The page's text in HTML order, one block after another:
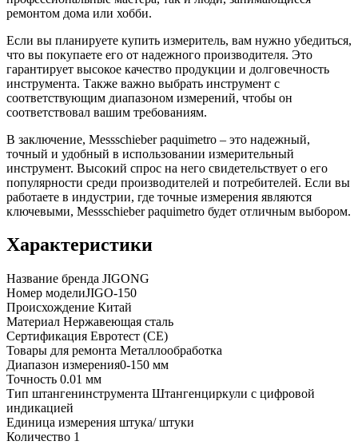
ремонтом дома или хобби.
Если вы планируете купить измеритель, вам нужно убедиться,
что вы покупаете его от надежного производителя. Это
гарантирует высокое качество продукции и долговечность
инструмента. Также важно выбрать инструмент с
соответствующим диапазоном измерений, чтобы он
соответствовал вашим требованиям.
В заключение, Messschieber paquimetro – это надежный,
точный и удобный в использовании измерительный
инструмент. Высокий спрос на него свидетельствует о его
популярности среди производителей и потребителей. Если вы
работаете в индустрии, где точные измерения являются
ключевыми, Messschieber paquimetro будет отличным выбором.
Характеристики
Название бренда JIGONG
Номер моделиJIGO-150
Происхождение Китай
Материал Нержавеющая сталь
Сертификация Евротест (СЕ)
Товары для ремонта Металлообработка
Диапазон измерения0-150 мм
Точность 0.01 мм
Тип штангенинструмента Штангенциркули с цифровой
индикацией
Единица измерения штука/ штуки
Количество 1